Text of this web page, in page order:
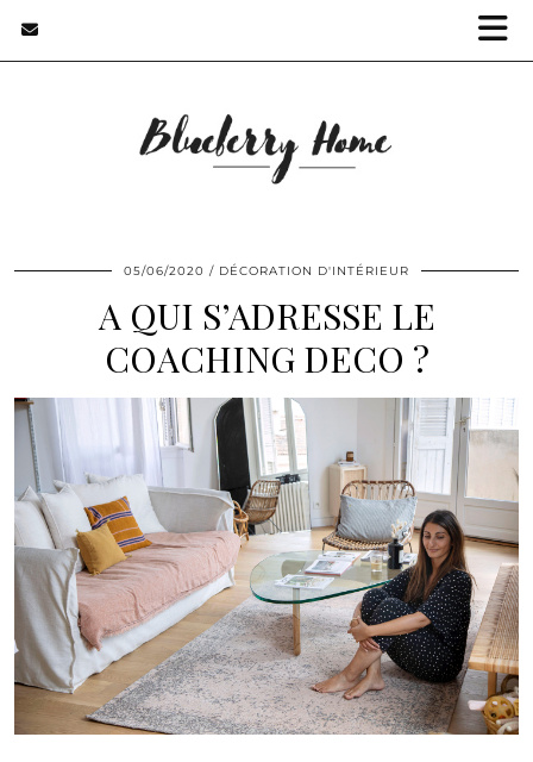
05/06/2020 DÉCORATION D'INTÉRIEUR
A QUI S’ADRESSE LE
COACHING DECO ?